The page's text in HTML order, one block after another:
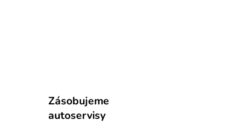
Zásobujeme
autoservisy